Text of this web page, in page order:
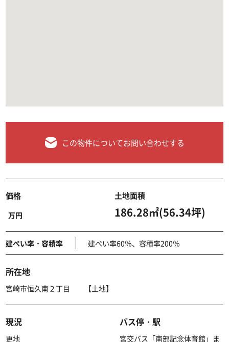
この物件についてお問い合わせする
価格
万円
土地面積
186.28㎡(56.34坪)
建ぺい率・容積率 建ぺい率60％、容積率200％
所在地
宮崎市恒久南２丁目 【土地】
現況
更地
バス停・駅
宮交バス「南部記念体育館」ま